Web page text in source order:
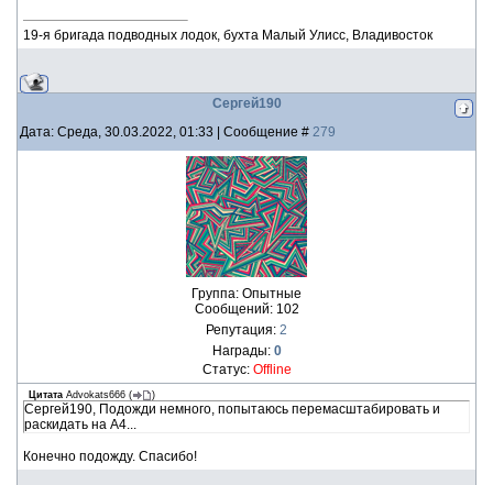
19-я бригада подводных лодок, бухта Малый Улисс, Владивосток
Сергей190
Дата: Среда, 30.03.2022, 01:33 | Сообщение # 279
Группа: Опытные
Сообщений: 102
Репутация: 2
Награды: 0
Статус: Offline
Цитата Advokats666 ( )
Сергей190, Подожди немного, попытаюсь перемасштабировать и
раскидать на А4...
Конечно подожду. Спасибо!